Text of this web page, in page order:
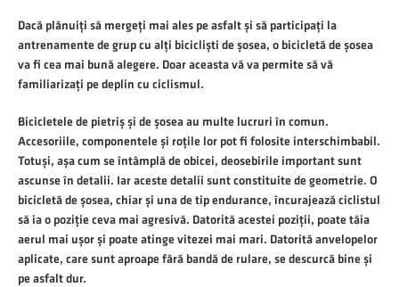
Dacă plănuiți să mergeți mai ales pe asfalt și să participați la
antrenamente de grup cu alți bicicliști de șosea, o bicicletă de șosea
va fi cea mai bună alegere. Doar aceasta vă va permite să vă
familiarizați pe deplin cu ciclismul.
Bicicletele de pietriș și de șosea au multe lucruri în comun.
Accesoriile, componentele și roțile lor pot fi folosite interschimbabil.
Totuși, așa cum se întâmplă de obicei, deosebirile important sunt
ascunse în detalii. Iar aceste detalii sunt constituite de geometrie. O
bicicletă de șosea, chiar și una de tip endurance, încurajează ciclistul
să ia o poziție ceva mai agresivă. Datorită acestei poziții, poate tăia
aerul mai ușor și poate atinge vitezei mai mari. Datorită anvelopelor
aplicate, care sunt aproape fără bandă de rulare, se descurcă bine și
pe asfalt dur.